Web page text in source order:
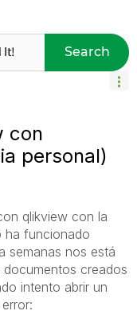
Search
con
personal)
qlikview con la
ha funcionado
semanas nos está
documentos creados
intento abrir un